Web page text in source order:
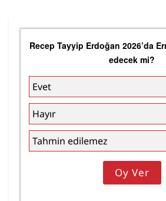
Recep Tayyip Erdoğan 2026’da
edecek mi?
Evet
Hayır
Tahmin edilemez